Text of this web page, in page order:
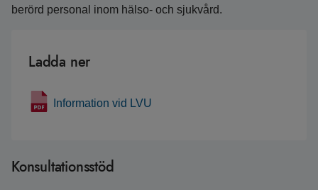
berörd personal inom hälso- och sjukvård.
Ladda ner
Information vid LVU
Konsultationsstöd